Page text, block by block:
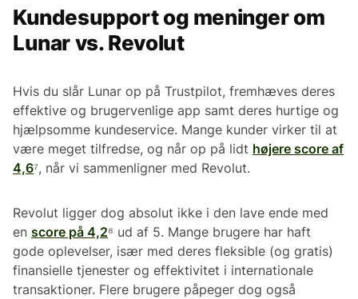
Kundesupport og meninger om
Lunar vs. Revolut
Hvis du slår Lunar op på Trustpilot, fremhæves deres
effektive og brugervenlige app samt deres hurtige og
hjælpsomme kundeservice. Mange kunder virker til at
være meget tilfredse, og når op på lidt højere score af
4,6⁷, når vi sammenligner med Revolut.
Revolut ligger dog absolut ikke i den lave ende med
en score på 4,2⁸ ud af 5. Mange brugere har haft
gode oplevelser, især med deres fleksible (og gratis)
finansielle tjenester og effektivitet i internationale
transaktioner. Flere brugere påpeger dog også